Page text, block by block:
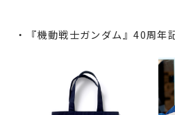
・『機動戦士ガンダム』40周年